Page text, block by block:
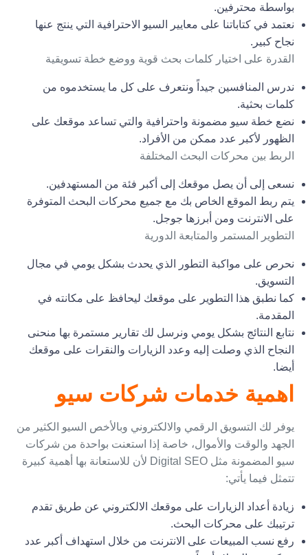
بواسطة محترفين.
نعتمد في كتاباتنا على معايير السيو الاحترافية التي ينتج عنها
نجاح كبير.
القدرة على اختيار كلمات بحث قوية ووضع خطة تسويقية
ندرس المنافسين جيداً ونتعرف على كل ما يستخدموه من
كلمات بحثية.
نضع خطة سيو مضمونة واحترافية والتي تساعد موقعك على
الظهور لأكبر عدد ممكن من الأفراد.
الربط بين محركات البحث المختلفة
نسعى إلى أن يصل موقعك إلى أكبر فئة من المستهدفين.
يتم ربط الموقع الخاص بك مع جميع محركات البحث المتوفرة
على الانترنت ومن أبرزها جوجل.
التطوير المستمر والمتابعة الدورية
نحرص على مواكبة التطور الذي يحدث بشكل يومي في مجال
التسويق.
كما نطبق هذا التطوير على موقعك ليحافظ على مكانته في
المقدمة.
نتابع النتائج بشكل يومي ونرسل لك تقارير مستمرة بها منحنى
النجاح الذي وصلت إليه وعدد الزيارات والنقرات على موقعك
أيضا.
اهمية خدمات شركات سيو
يوفر لك التسويق الرقمي والالكتروني وبالأخص السيو الكثير من
الجهد والوقت والأموال، خاصة إذا استعنت بواحدة من شركات
سيو المضمونة مثل Digital SEO لأن للاستعانة بها أهمية كبيرة
تتمثل فيما يأتي:
زيادة أعداد الزيارات على موقعك الالكتروني عن طريق تقدم
ترتيبك على محركات البحث.
رفع نسب المبيعات على الانترنت من خلال استهداف أكبر عدد